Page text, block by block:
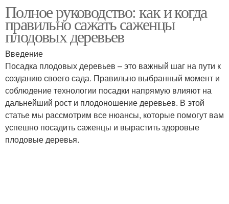
Полное руководство: как и когда
правильно сажать саженцы
плодовых деревьев
Введение
Посадка плодовых деревьев – это важный шаг на пути к
созданию своего сада. Правильно выбранный момент и
соблюдение технологии посадки напрямую влияют на
дальнейший рост и плодоношение деревьев. В этой
статье мы рассмотрим все нюансы, которые помогут вам
успешно посадить саженцы и вырастить здоровые
плодовые деревья.